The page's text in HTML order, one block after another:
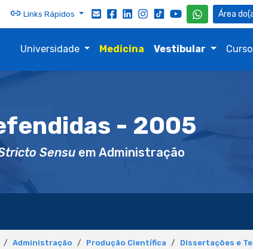
Links Rápidos
Universidade Medicina Vestibular
- 2005
Sensuem Administração
Administração Produção Científica
Dissertações e